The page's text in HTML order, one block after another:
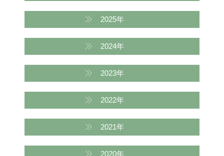
2025年
2024年
2023年
2022年
2021年
2020年